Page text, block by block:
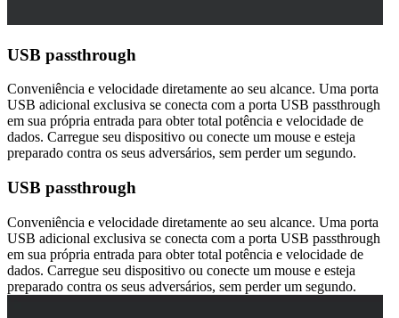
USB passthrough
Conveniência e velocidade diretamente ao seu alcance. Uma porta
USB adicional exclusiva se conecta com a porta USB passthrough
em sua própria entrada para obter total potência e velocidade de
dados. Carregue seu dispositivo ou conecte um mouse e esteja
preparado contra os seus adversários, sem perder um segundo.
USB passthrough
Conveniência e velocidade diretamente ao seu alcance. Uma porta
USB adicional exclusiva se conecta com a porta USB passthrough
em sua própria entrada para obter total potência e velocidade de
dados. Carregue seu dispositivo ou conecte um mouse e esteja
preparado contra os seus adversários, sem perder um segundo.